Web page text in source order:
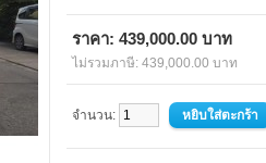
ราคา: 439,000.00 บาท
ไม่รวมภาษี: 439,000.00 บาท
จำนวน: